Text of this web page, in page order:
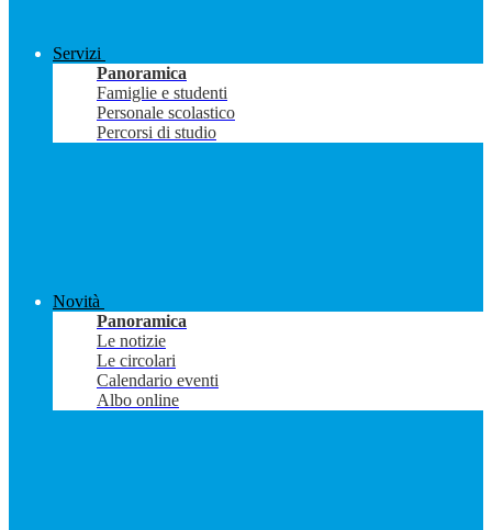
Servizi
Panoramica
Famiglie e studenti
Personale scolastico
Percorsi di studio
Novità
Panoramica
Le notizie
Le circolari
Calendario eventi
Albo online